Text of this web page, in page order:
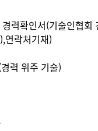
력확인서(기술인협회
연락처기재)
력 위주 기술)